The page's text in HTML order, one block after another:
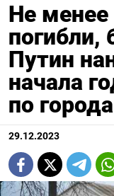
Не менее
погибли,
Путин
начала
по
29.12.2023